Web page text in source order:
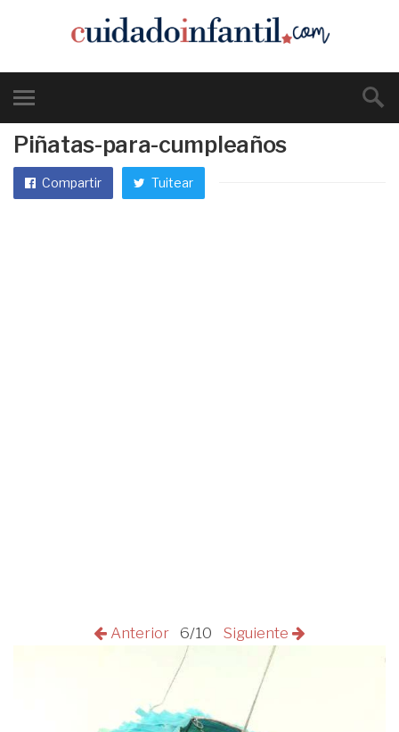
Piñatas-para-cumpleaños
Compartir Tuitear
Anterior 6/10 Siguiente